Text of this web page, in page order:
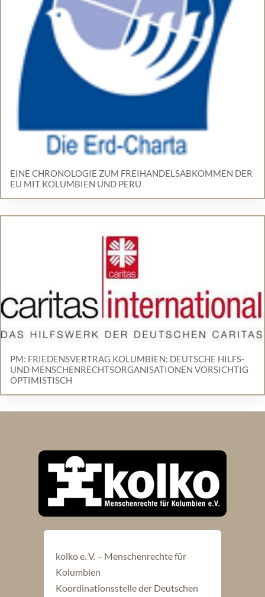
EINE CHRONOLOGIE ZUM FREIHANDELSABKOMMEN DER
EU MIT KOLUMBIEN UND PERU
PM: FRIEDENSVERTRAG KOLUMBIEN: DEUTSCHE HILFS-
UND MENSCHENRECHTSORGANISATIONEN VORSICHTIG
OPTIMISTISCH
kolko e. V. – Menschenrechte für
Kolumbien
Koordinationsstelle der Deutschen